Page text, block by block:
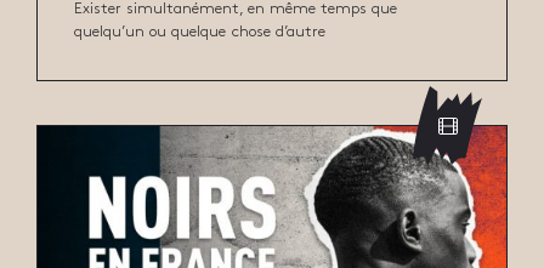
Exister simultanément, en même temps que
quelqu’un ou quelque chose d’autre